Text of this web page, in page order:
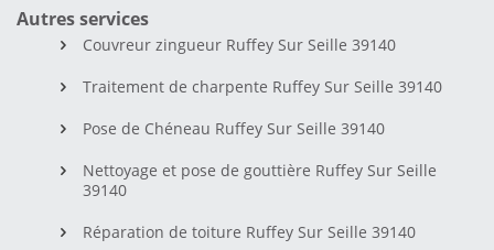
Autres services
Couvreur zingueur Ruffey Sur Seille 39140
Traitement de charpente Ruffey Sur Seille 39140
Pose de Chéneau Ruffey Sur Seille 39140
Nettoyage et pose de gouttière Ruffey Sur Seille
39140
Réparation de toiture Ruffey Sur Seille 39140